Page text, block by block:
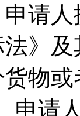
请
》
物
申请